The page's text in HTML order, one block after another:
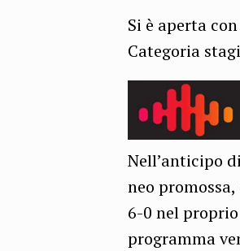
Si è aperta
Categoria
Nell’anticipo
neo
6-0 nel
programma